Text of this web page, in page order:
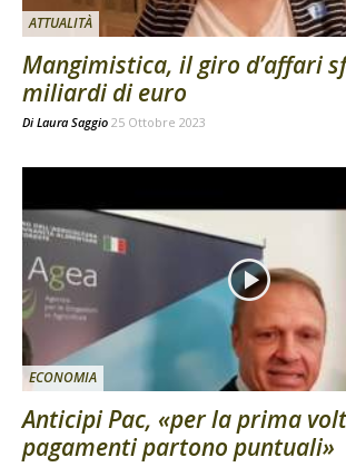
ATTUALITÀ
Mangimistica, il giro d’affari
miliardi di euro
Di Laura Saggio 25 Ottobre 2023
ECONOMIA
Anticipi Pac, «per la prima
pagamenti partono puntuali»